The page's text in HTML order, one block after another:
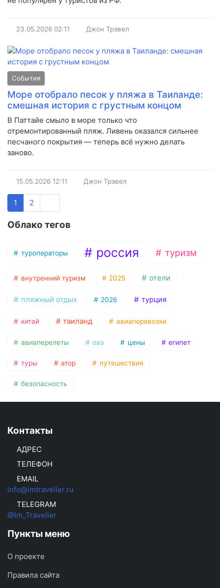
23.05.2026 02:11 Джон Трэвел
События
Море отобрало песок у пляжа в Таиланде:
смешная история с грустным концом
В Паттайе смыло в море только что
отремонтированный пляж. Ливень оказался сильнее
песчаного покрытия — теперь всё нужно делать
заново.
15.05.2026 12:11 Джон Трэвел
1 2
Облако тегов
туроператоры россия туризм
внутренний туризм 2025 отели
пляжный отдых 2026 турция
китай таиланд авиаперевозки
авиаперелеты оаэ цены египет
туры атор путешествия
безопасность
Контакты
АДРЕС
ТЕЛЕФОН
EMAIL
info@imtraveller.ru
TELEGRAM
@Im_Traveller
Пункты меню
О проекте
Правила сайта